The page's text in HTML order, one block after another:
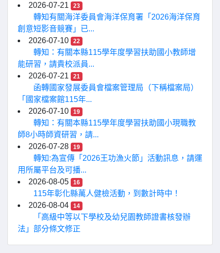
2026-07-21
23
轉知有關海洋委員會海洋保育署「2026海洋保育
創意短影音競賽」已...
2026-07-10
22
轉知：有關本縣115學年度學習扶助國小教師增
能研習，請貴校派員...
2026-07-21
21
函轉國家發展委員會檔案管理局（下稱檔案局）
「國家檔案館115年...
2026-07-10
19
轉知：有關本縣115學年度學習扶助國小現職教
師8小時師資研習，請...
2026-07-28
19
轉知:為宣傳「2026王功漁火節」活動訊息，請運
用所屬平台及可播...
2026-08-05
16
115年彰化縣萬人健檢活動，到數計時中！
2026-08-04
14
「高級中等以下學校及幼兒園教師證書核發辦
法」部分條文修正